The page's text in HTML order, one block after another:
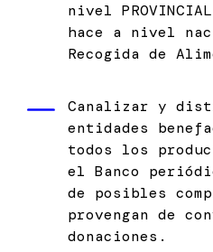
nivel
hace a nivel
Recogida de
Canalizar y
entidades
todos los
el Banco
de posibles
provengan de
donaciones.